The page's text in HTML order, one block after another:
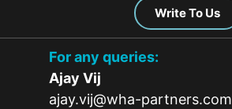
Write To Us
For any queries:
Ajay Vij
ajay.vij@wha-partners.com